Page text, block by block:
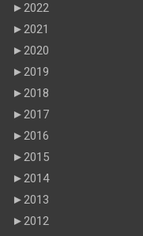
►2022
►2021
►2020
►2019
►2018
►2017
►2016
►2015
►2014
►2013
►2012